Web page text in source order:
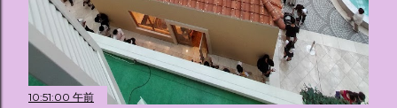
10:51:00 午前